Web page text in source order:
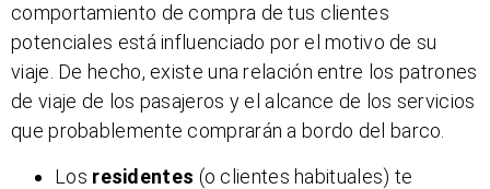
comportamiento de compra de tus clientes
potenciales está influenciado por el motivo de su
viaje. De hecho, existe una relación entre los patrones
de viaje de los pasajeros y el alcance de los servicios
que probablemente comprarán a bordo del barco.
Los residentes (o clientes habituales) te